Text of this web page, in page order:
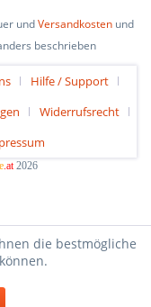
undVersandkostenund
beschrieben
Hilfe / Support
Widerrufsrecht
.at2026
die bestmögliche